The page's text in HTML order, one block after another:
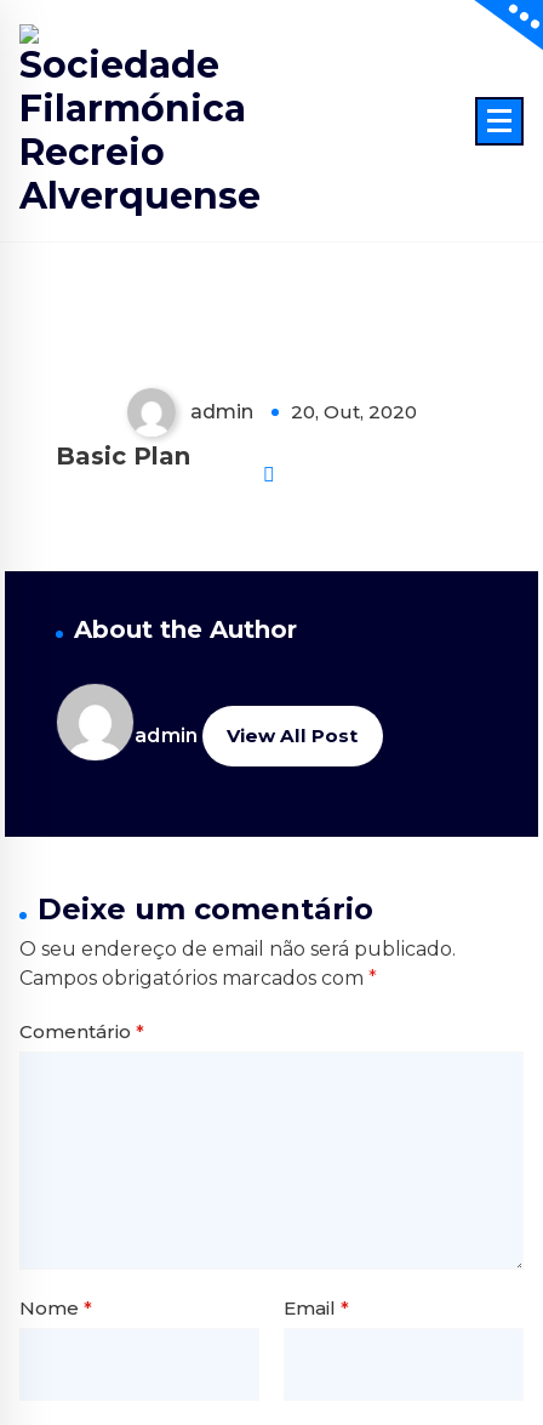
content
admin 20, Out, 2020
Basic Plan
About the Author
admin View All Post
Deixe um comentário
O seu endereço de email não será publicado.
Campos obrigatórios marcados com *
Comentário *
Nome * Email *